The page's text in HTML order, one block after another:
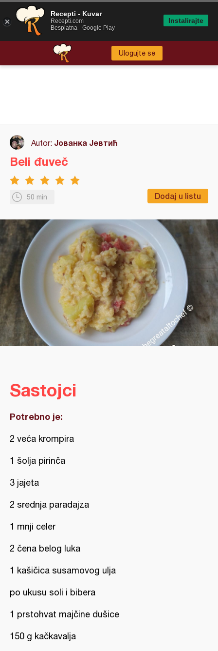
Ulogujte se
Autor: Јованка Јевтић
50 min Dodaj u listu
Beli đuveč
Sastojci
Potrebno je:
2 veća krompira
1 šolja pirinča
3 jajeta
2 srednja paradajza
1 mnji celer
2 čena belog luka
1 kašičica susamovog ulja
po ukusu soli i bibera
1 prstohvat majčine dušice
150 g kačkavalja
Recepti - Kuvar
Recepti.com
Besplatna - Google Play
Instalirajte